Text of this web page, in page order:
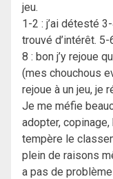
jeu.
1-2 : j’ai détesté
trouvé d’intérêt.
8 : bon j’y rejoue
(mes chouchous
rejoue à un jeu, je
Je me méfie
adopter,
tempère le
plein de raisons
a pas de